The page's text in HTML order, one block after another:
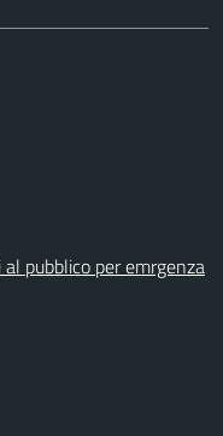
pubblico per emrgenza